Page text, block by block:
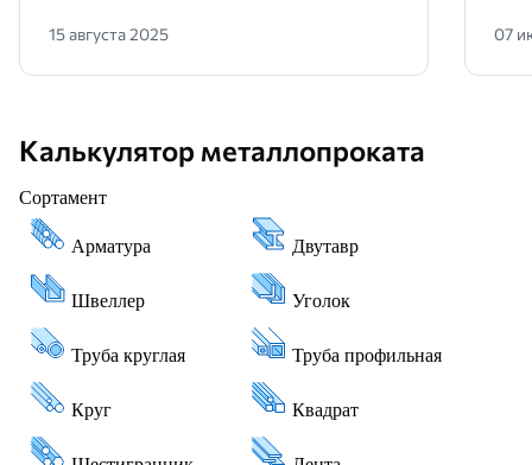
15 августа 2025 07
Калькулятор металлопроката